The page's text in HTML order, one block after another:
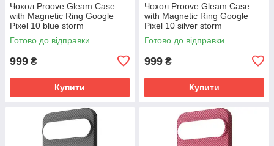
Чохол Proove Gleam Case
with Magnetic Ring Google
Pixel 10 blue storm
(PCGCGPG01071) Синя буря
Готово до відправки
999 ₴
Купити
Чохол Proove Gleam Case
with Magnetic Ring Google
Pixel 10 silver storm
(PCGCGPG01069) Срібляста
буря
Готово до відправки
999 ₴
Купити